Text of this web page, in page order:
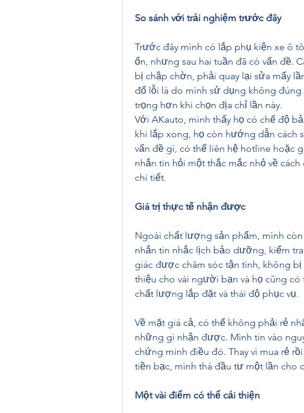
So sánh với trải nghiệm trước đây
Trước đây mình có lắp phụ kiện xe ô
ổn, nhưng sau hai tuần đã có vấn đề.
bị chập chờn, phải quay lại sửa mấy
đổ lỗi là do mình sử dụng không
trọng hơn khi chọn địa chỉ lần này.
Với AKauto, mình thấy họ có chế độ
khi lắp xong, họ còn hướng dẫn cách
vấn đề gì, có thể liên hệ hotline hoặc
nhắn tin hỏi một thắc mắc nhỏ về
chi tiết.
Giá trị thực tế nhận được
Ngoài chất lượng sản phẩm, mình
nhắn tin nhắc lịch bảo dưỡng, kiểm
giác được chăm sóc tận tình, không
thiệu cho vài người bạn và họ cũng
chất lượng lắp đặt và thái độ phục vụ.
Về mặt giá cả, có thể không phải rẻ
những gì nhận được. Mình tin vào
chứng minh điều đó. Thay vì mua rẻ
tiền bạc, mình thà đầu tư một lần cho
Một vài điểm có thể cải thiện